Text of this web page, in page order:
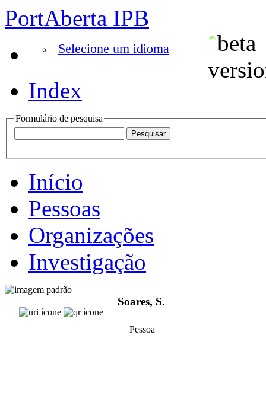
PortAberta IPB
Selecione um idioma
Index
Formulário de pesquisa
Início
Pessoas
Organizações
Investigação
Soares, S.
Pessoa